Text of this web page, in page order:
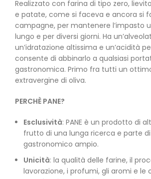
Realizzato con farina di tipo zero,
e patate, come si faceva e ancora si
campagne, per mantenere l’impasto
lungo e per diversi giorni. Ha
un’idratazione altissima e un’acidità
consente di abbinarlo a qualsiasi
gastronomica. Primo fra tutti un
extravergine di oliva.
PERCHÈ PANE?
Esclusività: PANE è un prodotto di
frutto di una lunga ricerca e parte
gastronomico ampio.
Unicità: la qualità delle farine, il
lavorazione, i profumi, gli aromi e le